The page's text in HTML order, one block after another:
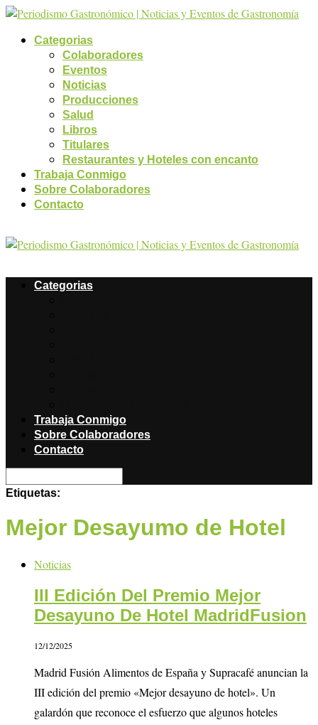
Categorias
Colaboradores
Eventos
Noticias
Producciones
Salud
Libros
Titulares
Restaurantes y Hoteles con encanto
Trabaja Conmigo
Sobre Colaboradores
Contacto
Categorias
Trabaja Conmigo
Sobre Colaboradores
Contacto
Etiquetas:
Mejor Desayumo de Hotel
Noticias
III Edición Del Premio Mejor
Desayuno De Hotel MadridFusion
12/12/2025
Madrid Fusión Alimentos de España y Supracafé anuncian la
III edición del premio «Mejor desayuno de hotel». Un
galardón que reconoce el esfuerzo que algunos hoteles